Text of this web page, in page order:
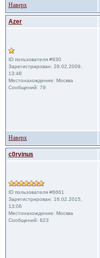
Наверх
Azer
ID пользователя #930
Зарегистрирован: 28.02.2009,
13:48
Местонахождение: Москва
Сообщений: 79
Наверх
c0rvinus
ID пользователя #6661
Зарегистрирован: 16.02.2015,
13:06
Местонахождение: Москва
Сообщений: 823